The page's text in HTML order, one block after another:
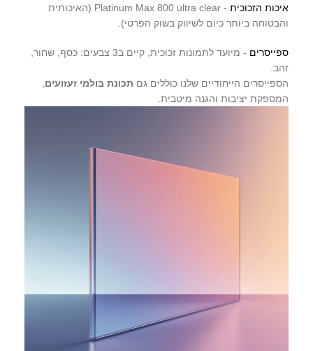
איכות הזכוכית
- Platinum Max 800 ultra clear (האיכותית
והבטוחה ביותר כיום לשיווק בשוק הפרטי).
ספייסרים
- מיועד לתמונות זכוכית, קיים ב3 צבעים: כסף, שחור,
זהב.
הספייסרים הייחודיים שלנו כוללים גם תכונת בולמי זעזועים
המספקת יציבות והגנה מיטבית.